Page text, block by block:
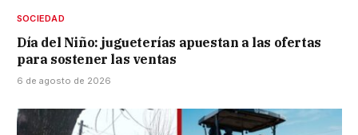
SOCIEDAD
Día del Niño: jugueterías apuestan a las ofertas
para sostener las ventas
6 de agosto de 2026